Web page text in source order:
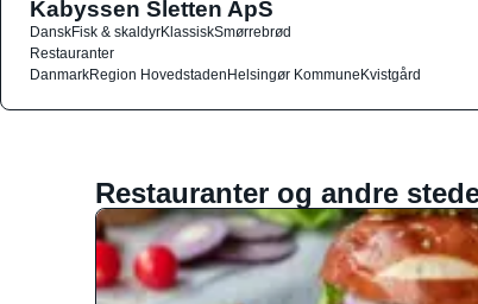
Kabyssen Sletten ApS
DanskFisk & skaldyrKlassiskSmørrebrød
Restauranter
DanmarkRegion HovedstadenHelsingør KommuneKvistgård
Restauranter og andre